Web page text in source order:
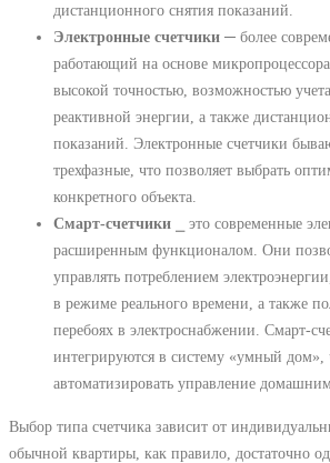
дистанционного снятия показаний.
Электронные счетчики ─ более
работающий на основе
высокой точностью, возможностью
реактивной энергии, а также
показаний. Электронные счетчики
трехфазные, что позволяет выбрать
конкретного объекта.
Смарт-счетчики ⎯ это современные
расширенным функционалом. Они
управлять потреблением
в режиме реального времени, а также
перебоях в электроснабжении. Смарт-
интегрируются в систему «умный дом»,
автоматизировать управление
Выбор типа счетчика зависит от
обычной квартиры, как правило, достаточно